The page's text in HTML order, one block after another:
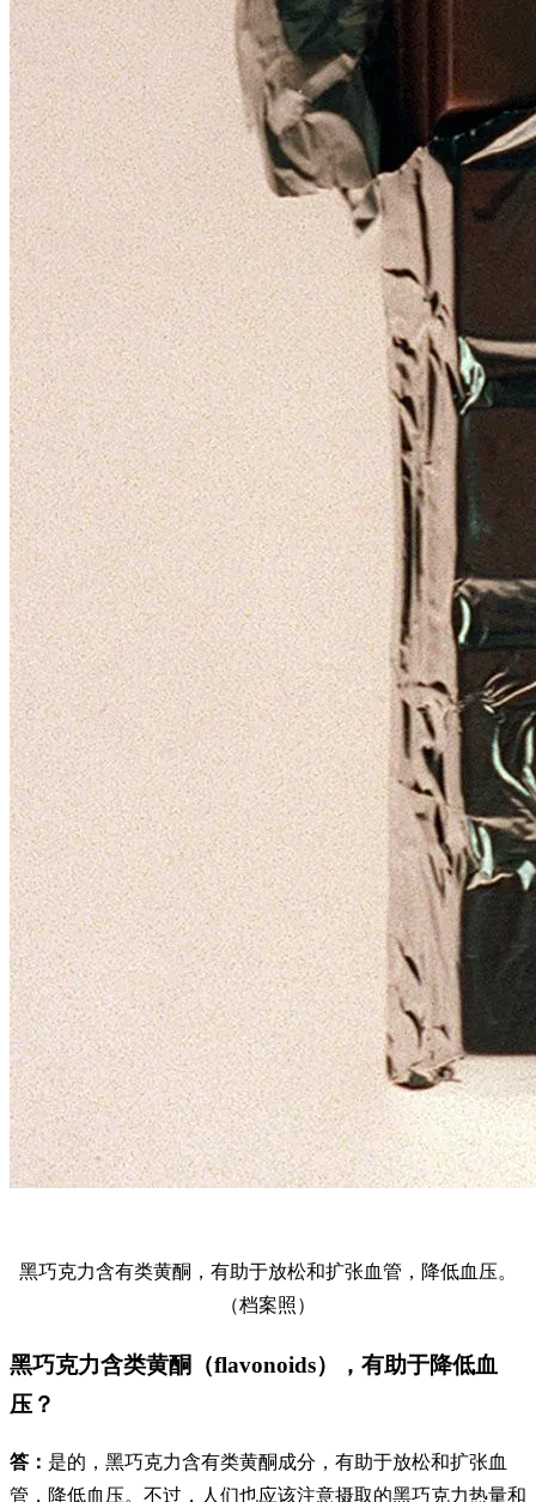
黑巧克力含有类黄酮，有助于放松和扩张血管，降低血压。
（档案照）
黑巧克力含类黄酮（flavonoids），有助于降低血
压？
答： 是的，黑巧克力含有类黄酮成分，有助于放松和扩张血
管，降低血压。不过，人们也应该注意摄取的黑巧克力热量和